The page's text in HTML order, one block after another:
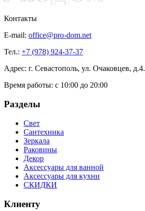
Контакты
E-mail: office@pro-dom.net
Тел.: +7 (978) 924-37-37
Адрес: г. Севастополь, ул. Очаковцев, д.4.
Время работы: с 10:00 до 20:00
Разделы
Свет
Сантехника
Зеркала
Раковины
Декор
Аксессуары для ванной
Аксессуары для кухни
СКИДКИ
Клиенту